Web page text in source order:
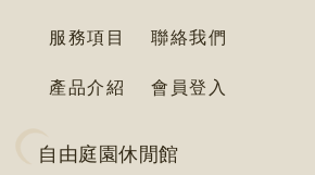
服務項目
產品介紹
聯絡我們
會員登入
自由庭園休閒館